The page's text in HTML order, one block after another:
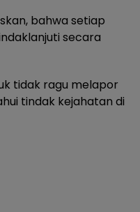
bahwa setiap
secara
tidak ragu melapor
tindak kejahatan di